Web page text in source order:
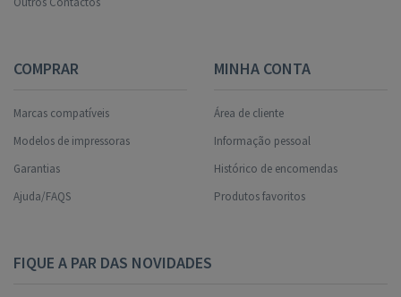
COMPRAR
Marcas compatíveis
Modelos de impressoras
Garantias
Ajuda/FAQS
MINHA CONTA
Área de cliente
Informação pessoal
Histórico de encomendas
Produtos favoritos
FIQUE A PAR DAS NOVIDADES